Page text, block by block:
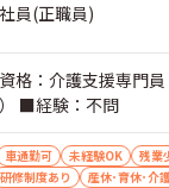
員(正職員)
格：介護支援専門員
■経験：不問
車通勤可 未経験OK 残業
研修制度あり
産休･育休･介